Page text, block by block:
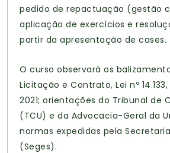
pedido de repactuação (gestão
aplicação de exercícios e
partir da apresentação de cases.
O curso observará os
Licitação e Contrato, Lei nº
2021; orientações do Tribunal de
(TCU) e da Advocacia-Geral da
normas expedidas pela
(Seges).